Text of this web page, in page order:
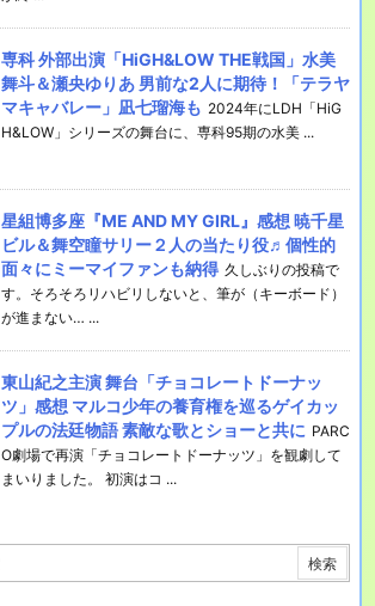
専科 外部出演「HiGH&LOW THE戦国」水美
舞斗＆瀬央ゆりあ 男前な2人に期待！「テラヤ
マキャバレー」凪七瑠海も 2024年にLDH「HiG
H&LOW」シリーズの舞台に、専科95期の水美 ...
星組博多座『ME AND MY GIRL』感想 暁千星
ビル＆舞空瞳サリー２人の当たり役♬個性的
面々にミーマイファンも納得 久しぶりの投稿で
す。そろそろリハビリしないと、筆が（キーボード）
が進まない… ...
東山紀之主演 舞台「チョコレートドーナッ
ツ」感想 マルコ少年の養育権を巡るゲイカッ
プルの法廷物語 素敵な歌とショーと共に PARC
O劇場で再演「チョコレートドーナッツ」を観劇して
まいりました。 初演はコ ...